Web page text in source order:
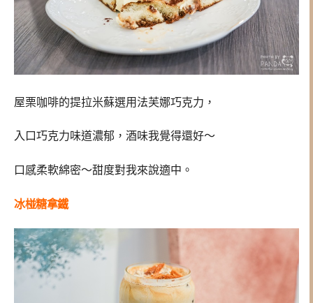
屋栗咖啡的提拉米蘇選用法芙娜巧克力，
入口巧克力味道濃郁，酒味我覺得還好～
口感柔軟綿密～甜度對我來說適中。
冰椪糖拿鐵